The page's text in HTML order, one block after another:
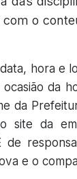
o
hora e
da
da
site da
de
e o